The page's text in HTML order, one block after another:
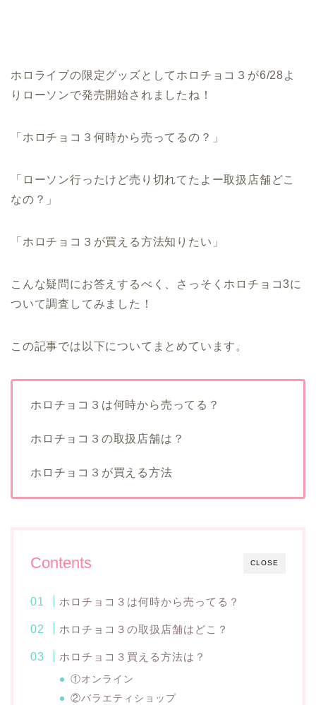
ホロライブの限定グッズとしてホロチョコ３が6/28よ
りローソンで発売開始されましたね！
「ホロチョコ３何時から売ってるの？」
「ローソン行ったけど売り切れてたよー取扱店舗どこ
なの？」
「ホロチョコ３が買える方法知りたい」
こんな疑問にお答えするべく、さっそくホロチョコ3に
ついて調査してみました！
この記事では以下についてまとめています。
ホロチョコ３は何時から売ってる？
ホロチョコ３の取扱店舗は？
ホロチョコ３が買える方法
CLOSE
Contents
ホロチョコ３は何時から売ってる？
ホロチョコ３の取扱店舗はどこ？
ホロチョコ３買える方法は？
①オンライン
②バラエティショップ